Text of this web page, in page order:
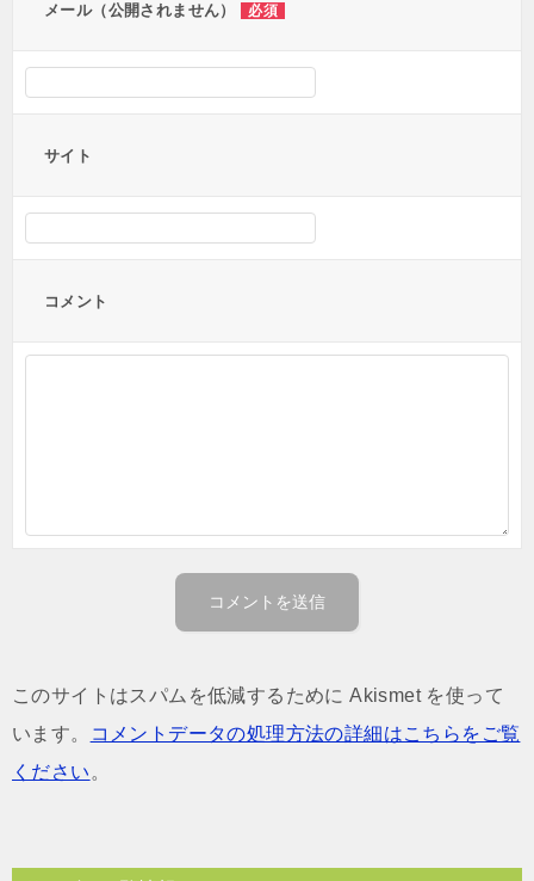
メール（公開されません） 必須
サイト
コメント
このサイトはスパムを低減するために Akismet を使って
います。
コメントデータの処理方法の詳細はこちらをご覧
ください。